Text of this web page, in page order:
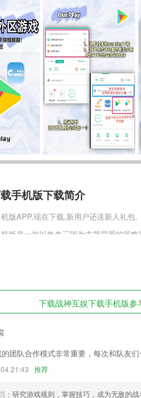
手机版下载简介
版APP,现在下载,新用户还送新人礼包.
版是一款以热血三国为主题背景的策
山，挥斥方遒，由你自己不断提升技能
手机版软件特色
业活动、节日促销、日常引流等方案提
:通过每日任务化的学习系统,学课程,做
普通群聊分享内容失效的痛苦；查看方便
下载战神互娱下载手机版
团队合作模式非常重要，每次和队友
21:43 推荐
：研究游戏规则，掌握技巧，成为无敌的战